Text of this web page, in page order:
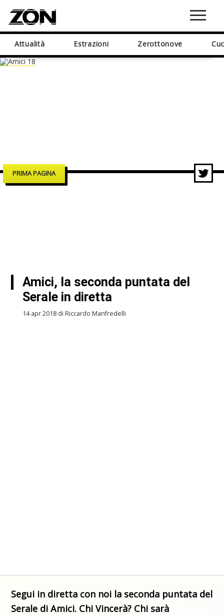
Attualità Estrazioni Zerottonove
PRIMA PAGINA
Amici, la seconda puntata del
Serale in diretta
14 apr 2018 di Riccardo Manfredelli
Segui in diretta con noi la seconda puntata del
Serale di Amici. Chi Vincerà? Chi sarà